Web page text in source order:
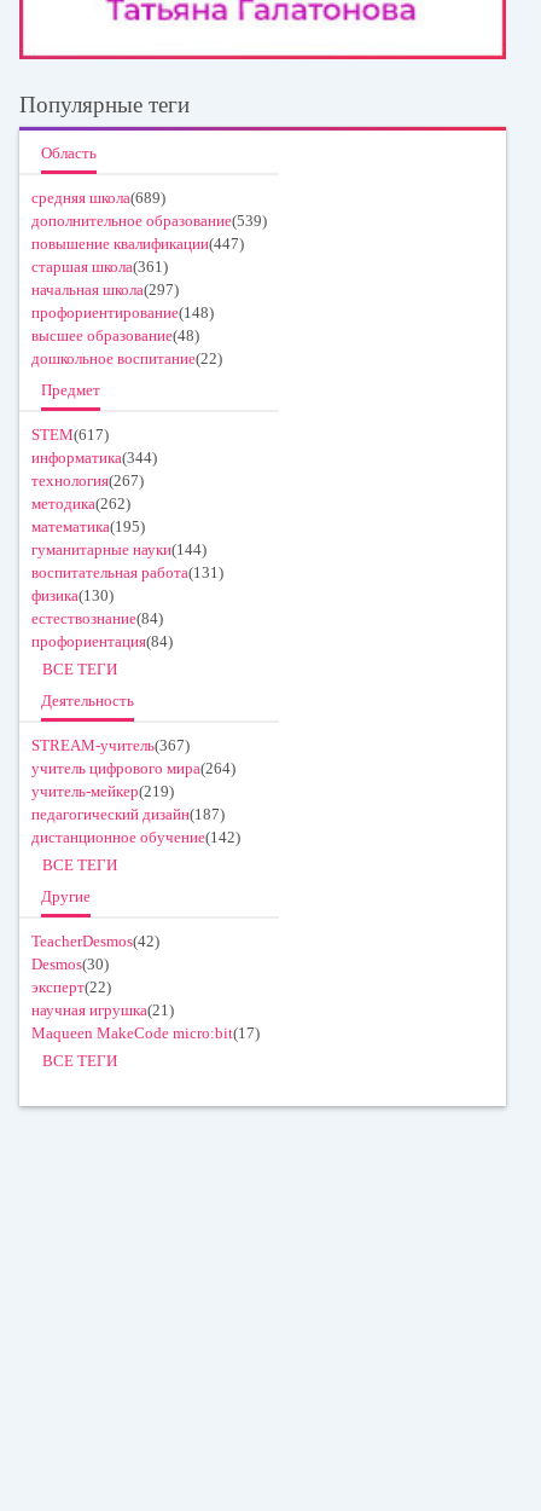
Популярные теги
Область
средняя школа(689)
дополнительное образование(539)
повышение квалификации(447)
старшая школа(361)
начальная школа(297)
профориентирование(148)
высшее образование(48)
дошкольное воспитание(22)
Предмет
STEM(617)
информатика(344)
технология(267)
методика(262)
математика(195)
гуманитарные науки(144)
воспитательная работа(131)
физика(130)
естествознание(84)
профориентация(84)
ВСЕ ТЕГИ
Деятельность
STREAM-учитель(367)
учитель цифрового мира(264)
учитель-мейкер(219)
педагогический дизайн(187)
дистанционное обучение(142)
ВСЕ ТЕГИ
Другие
TeacherDesmos(42)
Desmos(30)
эксперт(22)
научная игрушка(21)
Maqueen MakeCode micro:bit(17)
ВСЕ ТЕГИ